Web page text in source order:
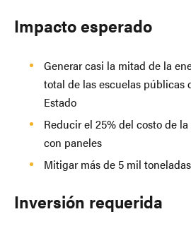
Impacto esperado
Generar casi la mitad de la
total de las escuelas públicas
Estado
Reducir el 25% del costo de
con paneles
Mitigar más de 5 mil
Inversión requerida